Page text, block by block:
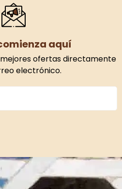
aquí
ofertas directamente
electrónico.